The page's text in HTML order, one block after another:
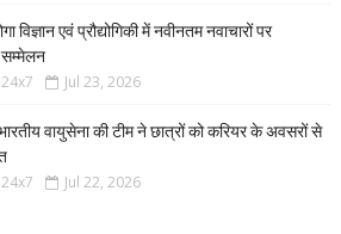
विज्ञान एवं प्रौद्योगिकी में नवीनतम नवाचारों पर
सम्मेलन
Jul 23, 2026
वायुसेना की टीम ने छात्रों को करियर के अवसरों से
Jul 22, 2026